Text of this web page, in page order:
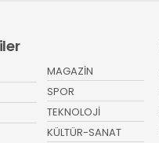
MAGAZİN
SPOR
TEKNOLOJİ
KÜLTÜR-SANAT